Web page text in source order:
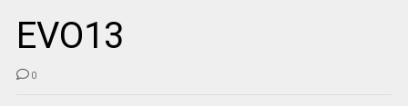
EVO13
0